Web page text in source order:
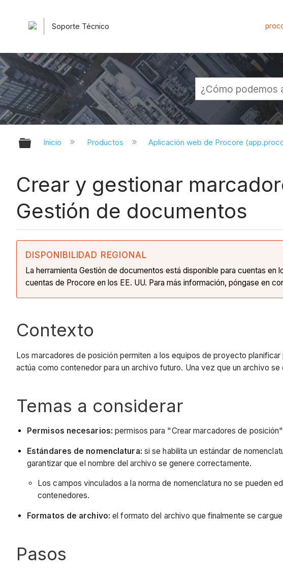
Soporte Técnico
Expandir/contraer jerarquía global
Inicio Productos Aplicación web de Procore
Crear y gestionar
Gestión de documentos
DISPONIBILIDAD REGIONAL
La herramienta Gestión de documentos está disponible para cuentas en
cuentas de Procore en los EE. UU. Para más información, póngase en
Contexto
Los marcadores de posición permiten a los equipos de proyecto
actúa como contenedor para un archivo futuro. Una vez que un archivo
Temas a considerar
Permisos necesarios: permisos para "Crear marcadores de
Estándares de nomenclatura: si se habilita un estándar de
garantizar que el nombre del archivo se genere correctamente.
Los campos vinculados a la norma de nomenclatura no se pueden
contenedores.
Formatos de archivo: el formato del archivo que finalmente se
Pasos